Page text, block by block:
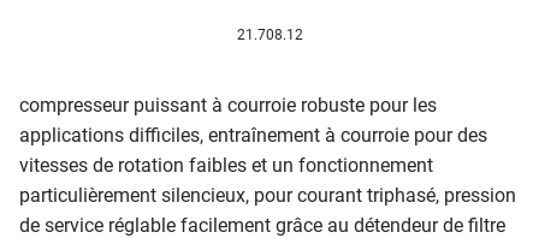
21.708.12
compresseur puissant à courroie robuste pour les
applications difficiles, entraînement à courroie pour des
vitesses de rotation faibles et un fonctionnement
particulièrement silencieux, pour courant triphasé, pression
de service réglable facilement grâce au détendeur de filtre